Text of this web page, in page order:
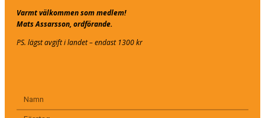
Varmt välkommen som medlem!
Mats Assarsson, ordförande.
PS. lägst avgift i landet – endast 1300 kr